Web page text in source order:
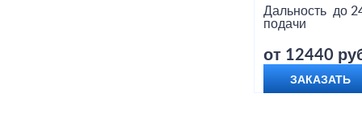
Дальность
подачи
до
от 12440
ЗАКАЗАТЬ